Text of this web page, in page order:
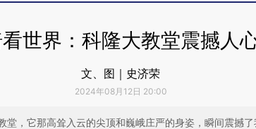
世界：科隆大教堂震撼人
文、图｜史济荣
2024年08月12日 20:00
堂，它那高耸入云的尖顶和巍峨庄严的身姿，瞬间震撼